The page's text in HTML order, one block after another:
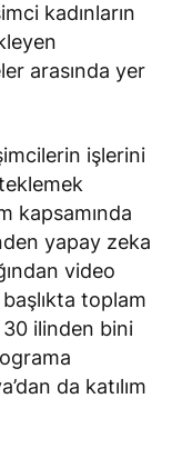
kadınların
arasında yer
işlerini
kapsamında
yapay zeka
video
toplam
ilinden bini
da katılım